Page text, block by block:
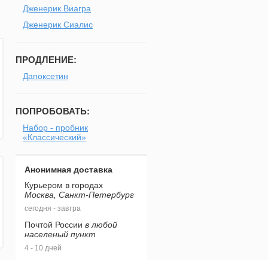
Дженерик Виагра
Дженерик Сиалис
ПРОДЛЕНИЕ:
Дапоксетин
ПОПРОБОВАТЬ:
Набор - пробник
«Классический»
Анонимная доставка
Курьером в городах
Москва, Санкт-Петербург
сегодня - завтра
Почтой России в любой
населеный пункт
4 - 10 дней